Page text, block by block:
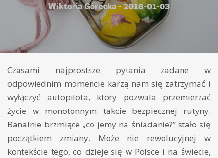
Wiktoria Górecka - 2018-01-03
Czasami najprostsze pytania zadane w
odpowiednim momencie karzą nam się zatrzymać i
wyłączyć autopilota, który pozwala przemierzać
życie w monotonnym takcie bezpiecznej rutyny.
Banalnie brzmiące „co jemy na śniadanie?” stało się
początkiem zmiany. Może nie rewolucyjnej w
kontekście tego, co dzieje się w Polsce i na świecie,